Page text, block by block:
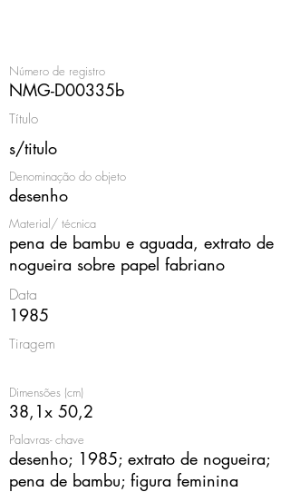
Número de registro
NMG-D00335b
Título
s/titulo
Denominação do objeto
desenho
Material/ técnica
pena de bambu e aguada, extrato de
nogueira sobre papel fabriano
Data
1985
Tiragem
Dimensões (cm)
38,1x 50,2
Palavras- chave
desenho; 1985; extrato de nogueira;
pena de bambu; figura feminina